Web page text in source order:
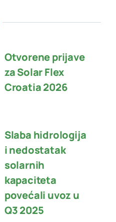
Otvorene prijave
za Solar Flex
Croatia 2026
Slaba hidrologija
i nedostatak
solarnih
kapaciteta
povećali uvoz u
Q3 2025